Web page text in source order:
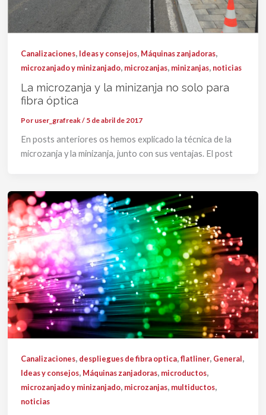
Canalizaciones, Ideas y consejos, Máquinas zanjadoras,
microzanjado y minizanjado, microzanjas, minizanjas, noticias
La microzanja y la minizanja no solo para
fibra óptica
Por user_grafreak/ 5 de abril de 2017
En posts anteriores os hemos explicado la técnica de la
microzanja y la minizanja, junto con sus ventajas. El post
Canalizaciones, despliegues de fibra optica,flatliner, General,
Ideas y consejos, Máquinas zanjadoras, microductos,
microzanjado y minizanjado, microzanjas, multiductos,
noticias